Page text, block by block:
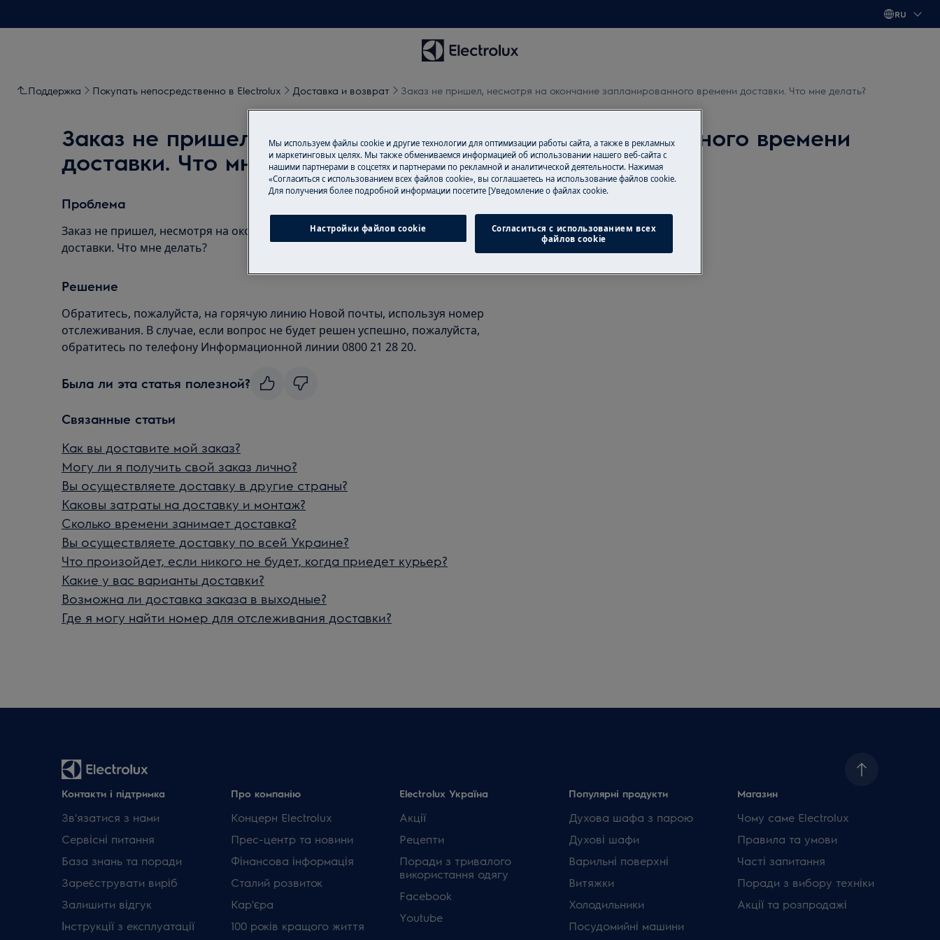
RU
Поддержка Покупать непосредственно в Electrolux Доставка и возврат Заказ не пришел, несмотря на окончание запланированного времени доставки. Что мне делать?
Заказ не пришел, несмотря на окончание запланированного времени
доставки. Что мне делать?
Проблема
Заказ не пришел, несмотря на окончание запланированного времени
доставки. Что мне делать?
Решение
Обратитесь, пожалуйста, на горячую линию Новой почты, используя номер
отслеживания. В случае, если вопрос не будет решен успешно, пожалуйста,
обратитесь по телефону Информационной линии 0800 21 28 20.
Была ли эта статья полезной?
Связанные статьи
Как вы доставите мой заказ?
Могу ли я получить свой заказ лично?
Вы осуществляете доставку в другие страны?
Каковы затраты на доставку и монтаж?
Сколько времени занимает доставка?
Вы осуществляете доставку по всей Украине?
Что произойдет, если никого не будет, когда приедет курьер?
Какие у вас варианты доставки?
Возможна ли доставка заказа в выходные?
Где я могу найти номер для отслеживания доставки?
Контакти і підтримка
Зв'язатися з нами
Сервісні питання
База знань та поради
Зареєструвати виріб
Залишити відгук
Інструкції з експлуатації
Про компанію
Концерн Electrolux
Прес-центр та новини
Фінансова інформація
Сталий розвиток
Кар'єра
100 років кращого життя
Electrolux Україна
Акції
Рецепти
Поради з тривалого
використання одягу
Facebook
Youtube
Популярні продукти
Духова шафа з парою
Духові шафи
Варильні поверхні
Витяжки
Холодильники
Посудомийні машини
Магазин
Чому саме Electrolux
Правила та умови
Часті запитання
Поради з вибору техніки
Акції та розпродажі
Мы используем файлы cookie и другие технологии для оптимизации работы сайта, а также в рекламных
и маркетинговых целях. Мы также обмениваемся информацией об использовании нашего веб-сайта с
нашими партнерами в соцсетях и партнерами по рекламной и аналитической деятельности. Нажимая
«Согласиться с использованием всех файлов cookie», вы соглашаетесь на использование файлов cookie.
Для получения более подробной информации посетите [Уведомление о файлах cookie.
Настройки файлов cookie
Согласиться с использованием всех
файлов cookie